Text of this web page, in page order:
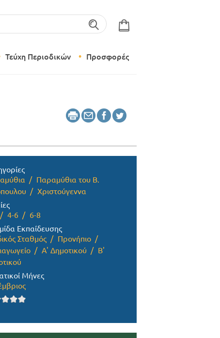
Τεύχη Περιοδικών
Δημιουργικό Εργαστήρι
Προσφορές
Παραμύθια του Β.
Χριστούγεννα
4-6
6-8
Εκπαίδευσης
Σταθμός
Προνήπιο
Α' Δημοτικού
Β'
Μήνες